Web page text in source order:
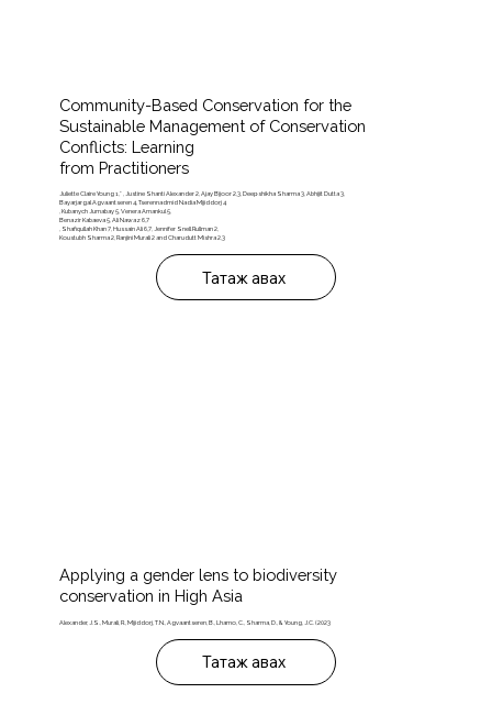
Community-Based Conservation for the
Sustainable Management of Conservation
Conflicts: Learning
from Practitioners
Juliette Claire Young 1,* , Justine Shanti Alexander 2, Ajay Bijoor 2,3, Deepshikha Sharma 3, Abhijit Dutta 3,
Bayarjargal Agvaantseren 4, Tserennadmid Nadia Mijiddorj 4
, Kubanych Jumabay 5, Venera Amankul 5,
Benazir Kabaeva 5, Ali Nawaz 6,7
, Shafiqullah Khan 7, Hussain Ali 6,7, Jennifer Snell Rullman 2,
Koustubh Sharma 2, Ranjini Murali 2 and Charudutt Mishra 2,3
Татаж авах
Applying a gender lens to biodiversity
conservation in High Asia
Alexander, J.S., Murali, R., Mijiddorj, T.N., Agvaantseren, B., Lhamo, C., Sharma, D., & Young, J.C. (2023
Татаж авах